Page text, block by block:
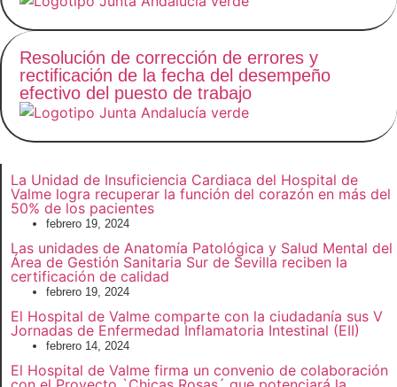
Resolución de corrección de errores y
rectificación de la fecha del desempeño
efectivo del puesto de trabajo
La Unidad de Insuficiencia Cardiaca del Hospital de
Valme logra recuperar la función del corazón en más del
50% de los pacientes
febrero 19, 2024
Las unidades de Anatomía Patológica y Salud Mental del
Área de Gestión Sanitaria Sur de Sevilla reciben la
certificación de calidad
febrero 19, 2024
El Hospital de Valme comparte con la ciudadanía sus V
Jornadas de Enfermedad Inflamatoria Intestinal (EII)
febrero 14, 2024
El Hospital de Valme firma un convenio de colaboración